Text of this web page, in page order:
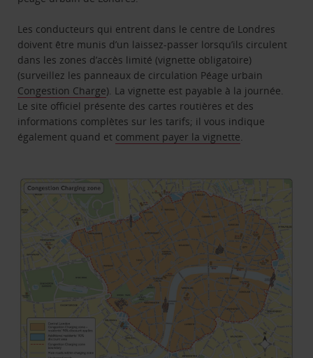
Les conducteurs qui entrent dans le centre de Londres
doivent être munis d’un laissez-passer lorsqu’ils circulent
dans les zones d’accès limité (vignette obligatoire)
(surveillez les panneaux de circulation Péage urbain
Congestion Charge). La vignette est payable à la journée.
Le site officiel présente des cartes routières et des
informations complètes sur les tarifs; il vous indique
également quand et comment payer la vignette